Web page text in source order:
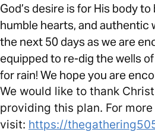
God’s desire is for His body
humble hearts, and authentic
the next 50 days as we are
equipped to re-dig the wells
for rain! We hope you are
We would like to thank
providing this plan. For
visit: https://